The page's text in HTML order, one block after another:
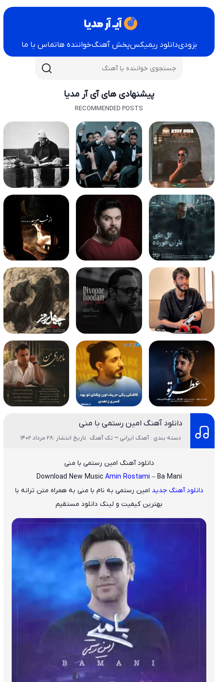
بزودیدانلود ریمیکسپخش آهنگخواننده هاتماس با ما
پیشنهادی های آی آر مدیا
RECOMMENDED POSTS
دانلود آهنگ امین رستمی با منی
دسته بندی : آهنگ ایرانی ~ تک آهنگ تاریخ انتشار :28 مرداد 1402
دانلود آهنگ امین رستمی با منی
Download New MusicAmin Rostami – Ba Mani
دانلود آهنگ جدید امین رستمی به نام با منی به همراه متن ترانه با
بهترین کیفیت و لینک دانلود مستقیم